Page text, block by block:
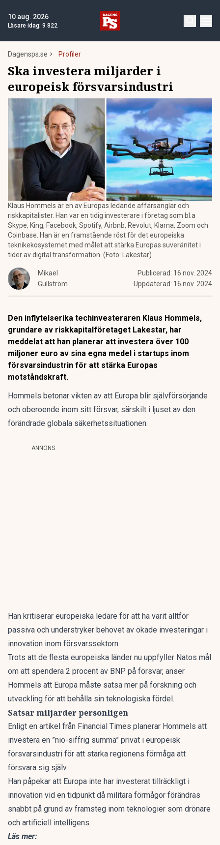
10 aug. 2026
Läsare idag: 9 822
Dagensps.se Profiler
Ska investera miljarder i
europeisk försvarsindustri
Klaus Hommels är en av Europas ledande affärsänglar och
riskkapitalister. Han var en tidig investerare i företag som bl.a
Skype, King, Facebook, Spotify, Airbnb, Revolut, Klarna, Zoom och
Coinbase. Han är en framstående röst för det europeiska
teknikekosystemet med målet att stärka Europas suveränitet i
tider av digital transformation. (Foto: Lakestar)
Mikael
Gullström
Publicerad: 16 nov. 2024
Uppdaterad: 16 nov. 2024
Den inflytelserika techinvesteraren Klaus Hommels,
grundare av riskkapitalföretaget Lakestar, har
meddelat att han planerar att investera över 100
miljoner euro av sina egna medel i startups inom
försvarsindustrin för att stärka Europas
motståndskraft.
Hommels betonar vikten av att Europa blir självförsörjande
och oberoende inom sitt försvar, särskilt i ljuset av den
förändrade globala säkerhetssituationen.
ANNONS
Han kritiserar europeiska ledare för att ha varit alltför
passiva och understryker behovet av ökade investeringar i
innovation inom försvarssektorn.
Trots att de flesta europeiska länder nu uppfyller Natos mål
om att spendera 2 procent av BNP på försvar, anser
Hommels att Europa måste satsa mer på forskning och
utveckling för att behålla sin teknologiska fördel.
Satsar miljarder personligen
Enligt en artikel från Financial Times planerar Hommels att
investera en ”nio-siffrig summa” privat i europeisk
försvarsindustri för att stärka regionens förmåga att
försvara sig själv.
Han påpekar att Europa inte har investerat tillräckligt i
innovation vid en tidpunkt då militära förmågor förändras
snabbt på grund av framsteg inom teknologier som drönare
och artificiell intelligens.
Läs mer: